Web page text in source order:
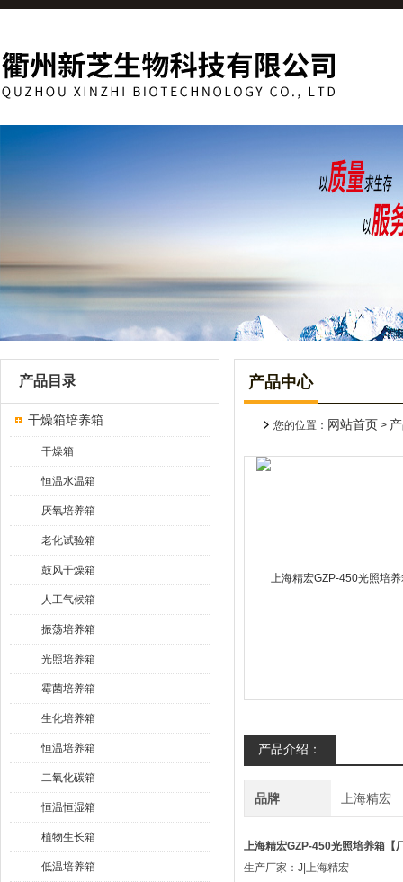
产品目录
干燥箱培养箱
干燥箱
恒温水温箱
厌氧培养箱
老化试验箱
鼓风干燥箱
人工气候箱
振荡培养箱
光照培养箱
霉菌培养箱
生化培养箱
恒温培养箱
二氧化碳箱
恒温恒湿箱
植物生长箱
低温培养箱
产品中心
您的位置： 网站首页 >
产品介绍：
品牌 上海精宏
上海精宏GZP-450光照培养箱【
生产厂家：J|上海精宏